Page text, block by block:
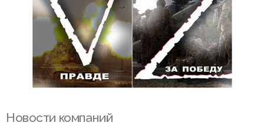
Новости компаний